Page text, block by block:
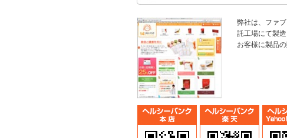
弊社は、ファ
託工場にて製
お客様に製品